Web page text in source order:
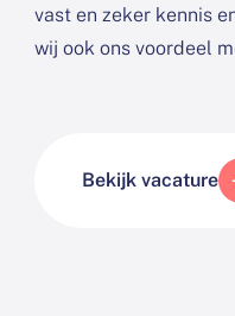
vast en zeker kennis
wij ook ons voordeel
Bekijk vacature